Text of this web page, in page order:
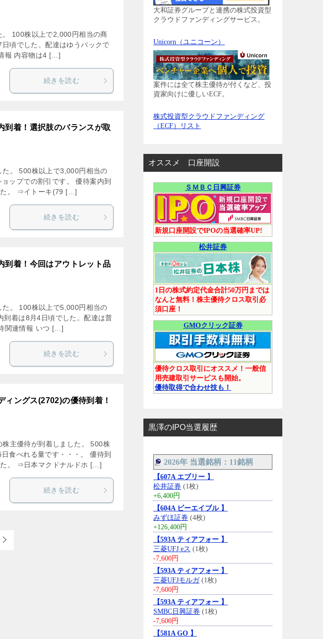
100株以上で2,000円相当の商
頃でした。配達はゆうパックで
報 内容物は4 […]
続きを読む
到着！選択肢のバランスが取
。 500株以上で3,000円相当の
ップでの割引です。 優待案内到
た。 ⇒イトーキ(79 […]
続きを読む
到着！今回はアウトレット品
。 100株以上で5,000円相当の
到着は8月4日頃でした。配達は普
関連情報 いつ […]
続きを読む
ィングス(2702)の優待到着！
主優待が到着しました。 500株
食べれる量です・・・。 優待到
た。 ⇒日本マクドナルドホ […]
続きを読む
大和証券グループと連携の株式投資型
クラウドファンディングサービス。
Unicorn（ユニコーン）
案件には全て株主優待が付くなど、投
資家向けに優しいECF。
株式投資型クラウドファンディング
（ECF）リスト
オススメ 口座開設
ＳＭＢＣ日興証券
新規口座開設でIPOの当選確率UP!
松井証券
1日の株式約定代金合計50万円までは
なんと無料！株主優待クロス取引必
須口座！
GMOクリック証券
優待クロス取引にオススメ！一般信
用売建取引サービスも開始。
優待取得で合わせ技も！
黒澤のIPO当選履歴
2026年 当選銘柄：11銘柄
【607A エブリー 】
松井証券 (1枚)
+6,400円
【604A ビーエイブル 】
みずほ証券 (4枚)
+126,400円
【593A ティアフォー 】
三菱UFJ eス (1枚)
-7,600円
【593A ティアフォー 】
三菱UFJモルガ(1枚)
-7,600円
【593A ティアフォー 】
SMBC日興証券 (1枚)
-7,600円
【581A GO 】